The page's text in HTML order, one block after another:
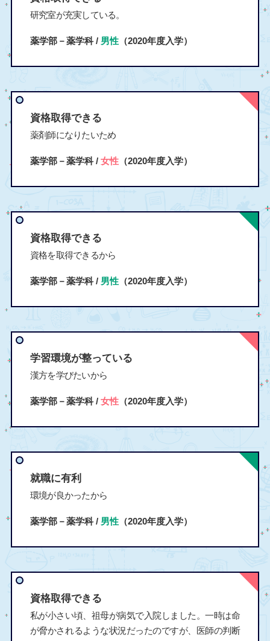
研究室が充実している。
薬学部－薬学科 / 男性（2020年度入学）
資格取得できる
薬剤師になりたいため
薬学部－薬学科 / 女性（2020年度入学）
資格取得できる
資格を取得できるから
薬学部－薬学科 / 男性（2020年度入学）
学習環境が整っている
漢方を学びたいから
薬学部－薬学科 / 女性（2020年度入学）
就職に有利
環境が良かったから
薬学部－薬学科 / 男性（2020年度入学）
資格取得できる
私が小さい頃、祖母が病気で入院しました。一時は命
が脅かされるような状況だったのですが、医師の判断